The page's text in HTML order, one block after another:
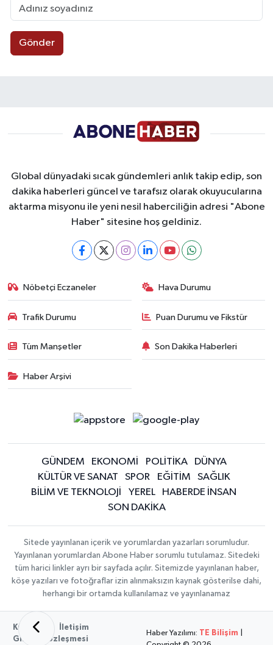
Gönder
Global dünyadaki sıcak gündemleri anlık takip edip, son
dakika haberleri güncel ve tarafsız olarak okuyucularına
aktarma misyonu ile yeni nesil haberciliğin adresi "Abone
Haber" sitesine hoş geldiniz.
Nöbetçi Eczaneler Hava Durumu
Trafik Durumu Puan Durumu ve Fikstür
Tüm Manşetler Son Dakika Haberleri
Haber Arşivi
GÜNDEM EKONOMİ POLİTİKA
DÜNYA
KÜLTÜR VE SANAT
SPOR EĞİTİM
SAĞLIK
BİLİM VE TEKNOLOJİ
YEREL
HABERDE İNSAN
SON DAKİKA
Sitede yayınlanan içerik ve yorumlardan yazarları sorumludur.
Yayınlanan yorumlardan Abone Haber sorumlu tutulamaz. Sitedeki
tüm harici linkler ayrı bir sayfada açılır. Sitemizde yayınlanan haber,
köşe yazıları ve fotoğraflar izin alınmaksızın kaynak gösterilse dahi,
herhangi bir ortamda kullanılamaz ve yayınlanamaz
Künye
İletişim
Gizlilik Sözleşmesi
Haber Yazılımı: TE Bilişim